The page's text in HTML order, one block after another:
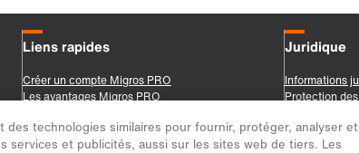
technologies similaires pour fournir, protéger, analyser et
services et publicités, aussi sur les sites web de tiers. Les